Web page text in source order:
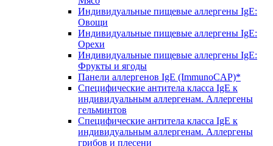
Индивидуальные пищевые аллергены IgE:
Овощи
Индивидуальные пищевые аллергены IgE:
Орехи
Индивидуальные пищевые аллергены IgE:
Фрукты и ягоды
Панели аллергенов IgE (ImmunoCAP)*
Специфические антитела класса IgE к
индивидуальным аллергенам. Аллергены
гельминтов
Специфические антитела класса IgE к
индивидуальным аллергенам. Аллергены
грибов и плесени